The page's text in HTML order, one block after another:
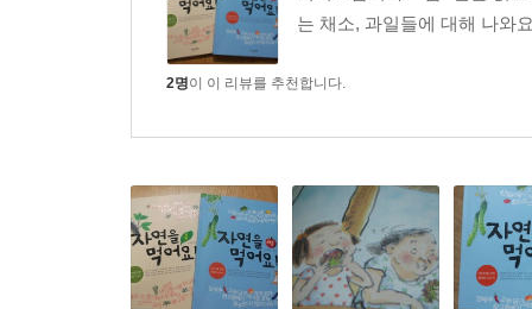
는 채소, 과일들에 대해 나와
2명이 이 리뷰를 추천합니다.